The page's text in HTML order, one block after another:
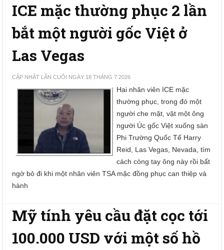
ICE mặc thường phục 2 lần
bắt một người gốc Việt ở
Las Vegas
CẬP NHẬT LẦN CUỐI NGÀY 18 THÁNG 7 2026
Hai nhân viên ICE mặc
thường phục, trong đó một
người che mặt, vật một ông
người Úc gốc Việt xuống sàn
Phi Trường Quốc Tế Harry
Reid, Las Vegas, Nevada, tìm
cách còng tay ông này rồi bất
ngờ bỏ đi khi một nhân viên TSA mặc đồng phục can thiệp và
hành
Mỹ tính yêu cầu đặt cọc tới
100.000 USD với một số hồ